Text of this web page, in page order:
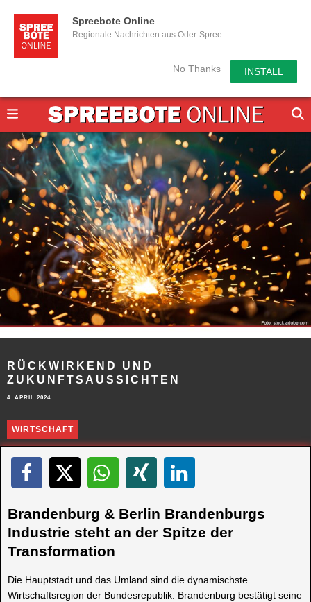
Spreebote Online
Regionale Nachrichten aus Oder-Spree
No Thanks INSTALL
RÜCKWIRKEND UND
ZUKUNFTSAUSSICHTEN
4. APRIL 2024
WIRTSCHAFT
Brandenburg & Berlin Brandenburgs
Industrie steht an der Spitze der
Transformation
Die Hauptstadt und das Umland sind die dynamischste
Wirtschaftsregion der Bundesrepublik. Brandenburg bestätigt seine